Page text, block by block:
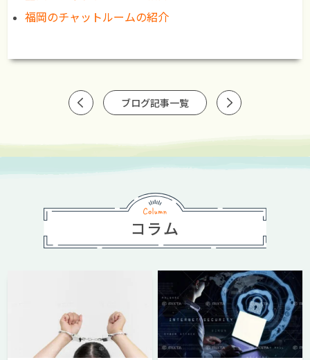
福岡のチャットルームの紹介
ブログ記事一覧
コラム